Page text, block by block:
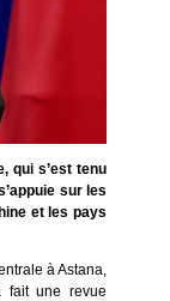
qui s’est tenu
sur les
et les pays
à Astana,
fait une revue